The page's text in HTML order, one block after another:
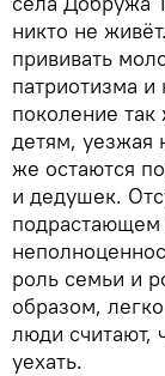
никто не
прививать
патриотизма
поколение
детям, уезжая
же остаются
и дедушек.
подрастающем
роль семьи и
образом,
люди считают,
уехать.